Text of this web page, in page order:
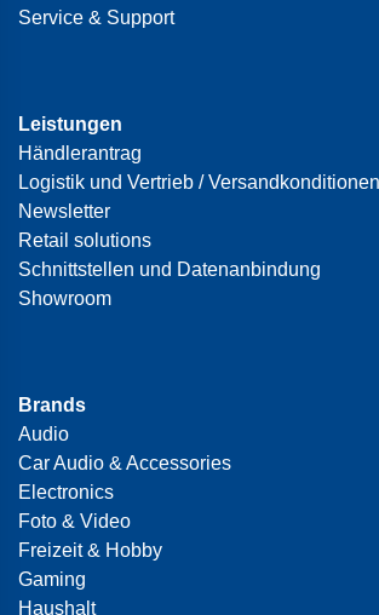
Service & Support
Leistungen
Händlerantrag
Logistik und Vertrieb / Versandkonditionen
Newsletter
Retail solutions
Schnittstellen und Datenanbindung
Showroom
Brands
Audio
Car Audio & Accessories
Electronics
Foto & Video
Freizeit & Hobby
Gaming
Haushalt